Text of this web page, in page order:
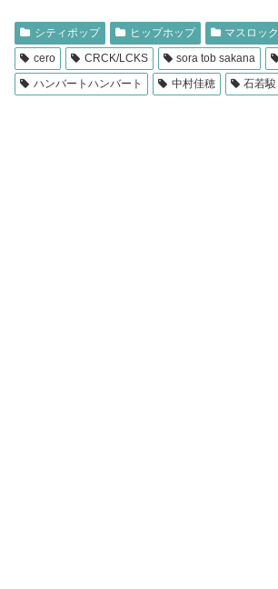
シティポップ ヒップホップ マスロック
cero
CRCK/LCKS sora tob sakana
ハンバートハンバート
中村佳穂 石若駿